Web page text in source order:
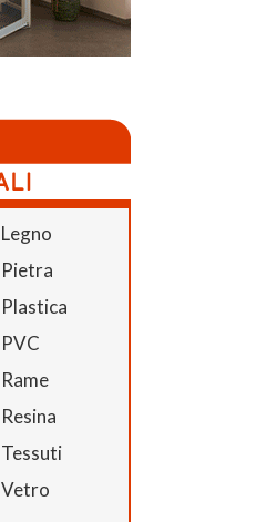
Legno
Pietra
Plastica
PVC
Rame
Resina
Tessuti
Vetro